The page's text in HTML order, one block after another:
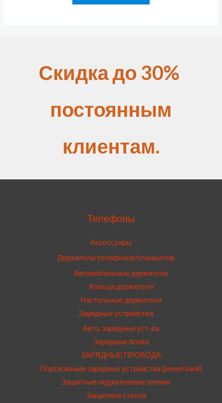
Скидка до 30%
постоянным
клиентам.
Телефоны
Аксессуары
Держатели телефонов/планшетов
Автомобильные держатели
Кольца держатели
Настольные держатели
Зарядные устройства
Авто. зарядные уст-ва
Зарядные блоки
ЗАРЯДНЫЕ ПРОВОДА
Портативные зарядные устройства (powerbank)
Защитные гидрогелевые пленки
Защитные стекла